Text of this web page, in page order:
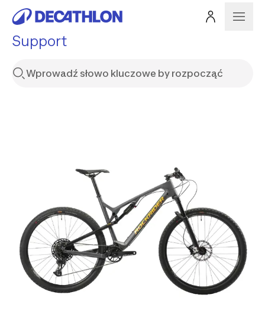
Support